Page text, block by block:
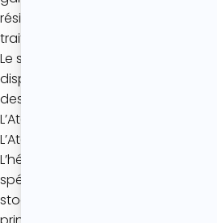
résilience constantes des
traitement.
Le stockage des ressources
disposition du Site au public, ainsi
des internautes, est assuré soit
L’Atelier de Roxane (l’hébergeur),
L’Atelier de Roxane, tous deux
L’hébergeur est lié à L’Atelier de
spécifique relatif à la
stocke et il est tenu de respecter